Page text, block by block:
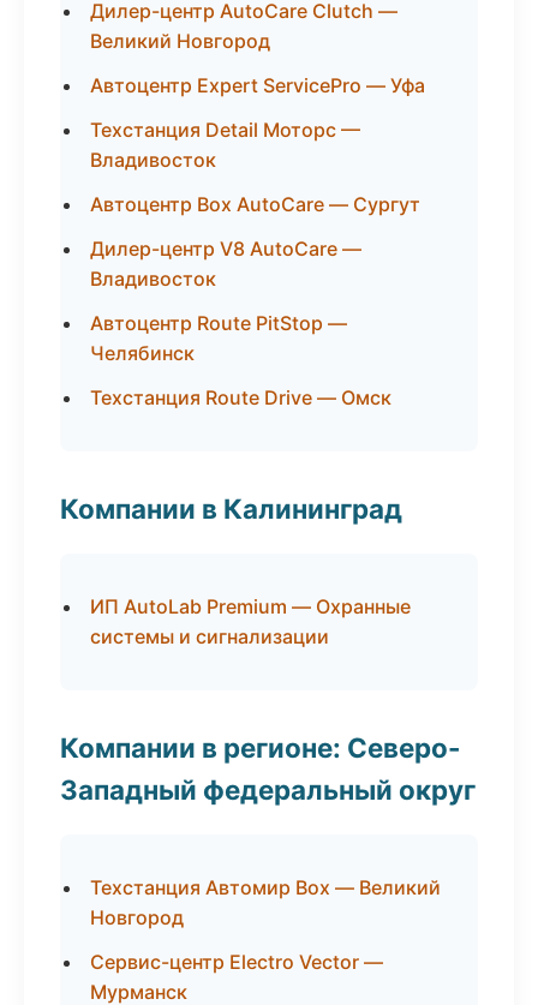
Дилер-центр AutoCare Clutch —
Великий Новгород
Автоцентр Expert ServicePro — Уфа
Техстанция Detail Моторс —
Владивосток
Автоцентр Box AutoCare — Сургут
Дилер-центр V8 AutoCare —
Владивосток
Автоцентр Route PitStop —
Челябинск
Техстанция Route Drive — Омск
Компании в Калининград
ИП AutoLab Premium — Охранные
системы и сигнализации
Компании в регионе: Северо-
Западный федеральный округ
Техстанция Автомир Box — Великий
Новгород
Сервис-центр Electro Vector —
Мурманск